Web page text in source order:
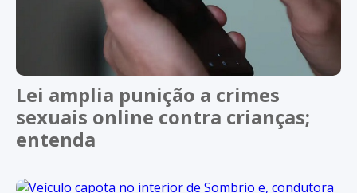
Lei amplia punição a crimes
sexuais online contra crianças;
entenda